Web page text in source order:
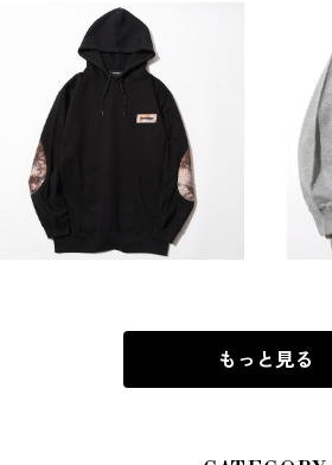
devadurga / LOGO PATCH
PULLOVER PARKER (BK)
SOLD OUT
もっと見る